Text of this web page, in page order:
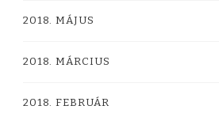
2018. MÁJUS
2018. MÁRCIUS
2018. FEBRUÁR